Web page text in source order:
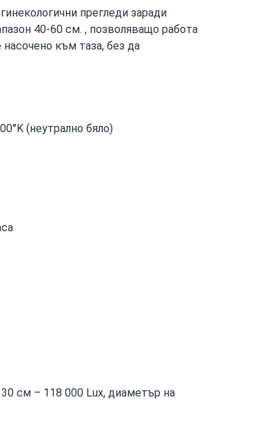
прегледи заради
40-60 см. , позволяващо работа
към таза, без да
(неутрално бяло)
см – 118 000 Lux, диаметър на